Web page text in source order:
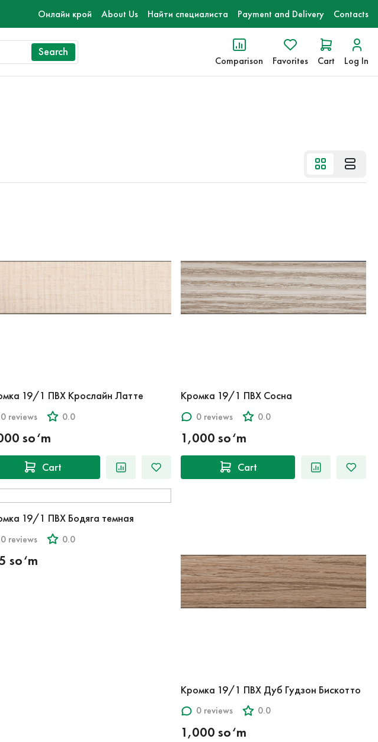
Онлайн крой About Us Найти специалиста Payment and Delivery Contacts
Search
Comparison Favorites Cart Log In
19/1 ПВХ Крослайн Латте
0 reviews 0.0
so‘m
Cart
Кромка 19/1 ПВХ Сосна
0 reviews 0.0
1,000 so‘m
Cart
19/1 ПВХ Бодяга темная
0 reviews 0.0
so‘m
Кромка 19/1 ПВХ Дуб Гудзон Бискотто
0 reviews 0.0
1,000 so‘m